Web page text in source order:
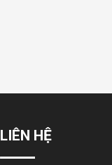
LIÊN HỆ